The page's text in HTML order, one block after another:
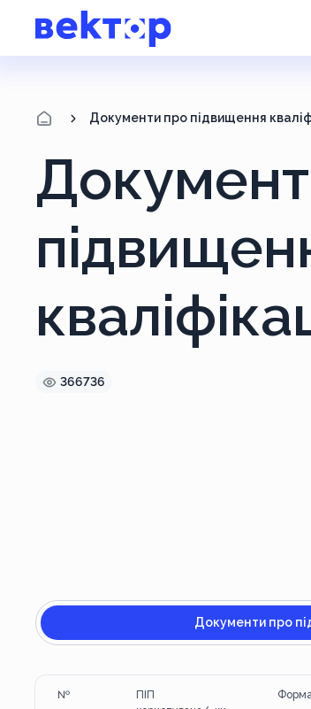
Документи про підвищення
366736
Документи про
№
ПІП